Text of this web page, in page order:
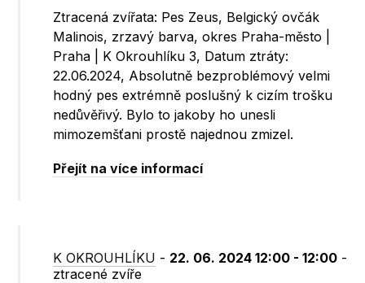
Ztracená zvířata: Pes Zeus, Belgický ovčák
Malinois, zrzavý barva, okres Praha-město |
Praha | K Okrouhlíku 3, Datum ztráty:
22.06.2024, Absolutně bezproblémový velmi
hodný pes extrémně poslušný k cizím trošku
nedůvěřivý. Bylo to jakoby ho unesli
mimozemšťani prostě najednou zmizel.
Přejít na více informací
K OKROUHLÍKU - 22. 06. 2024 12:00 - 12:00 -
ztracené zvíře